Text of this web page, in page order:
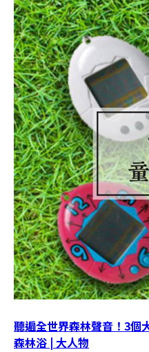
聽遍全世界森林聲音！3個
森林浴 | 大人物